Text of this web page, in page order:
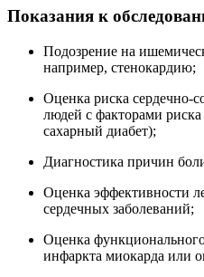
Показания к
Подозрение на
например, стенокардию;
Оценка риска сердечно-
людей с факторами
сахарный диабет);
Диагностика причин
Оценка эффективности
сердечных заболеваний;
Оценка
инфаркта миокарда или